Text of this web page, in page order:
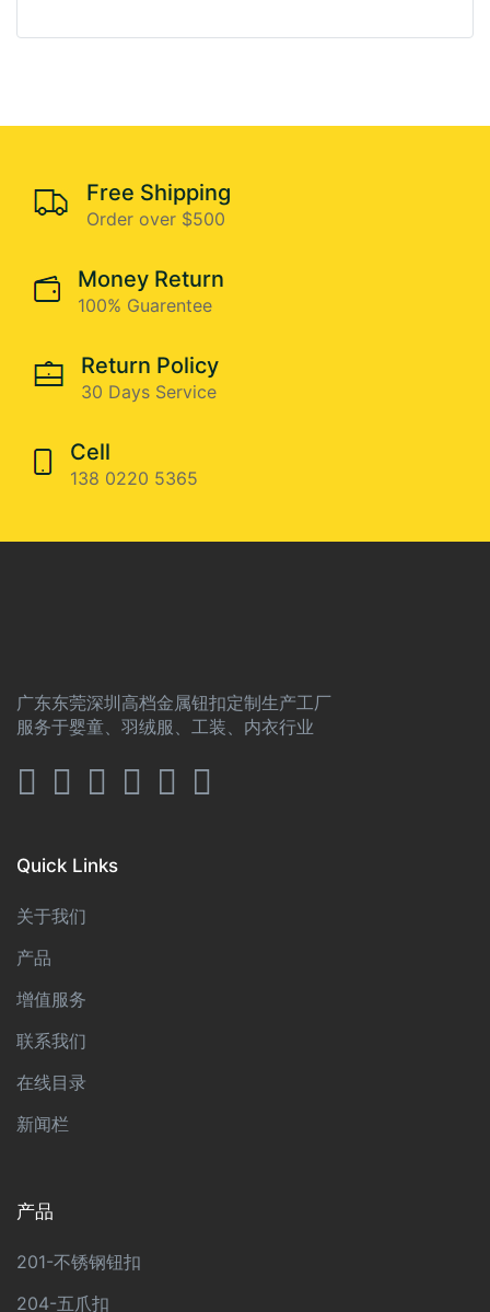
Free Shipping
Order over $500
Money Return
100% Guarentee
Return Policy
30 Days Service
Cell
138 0220 5365
广东东莞深圳高档金属钮扣定制生产工厂
服务于婴童、羽绒服、工装、内衣行业
Quick Links
关于我们
产品
增值服务
联系我们
在线目录
新闻栏
产品
201-不锈钢钮扣
204-五爪扣